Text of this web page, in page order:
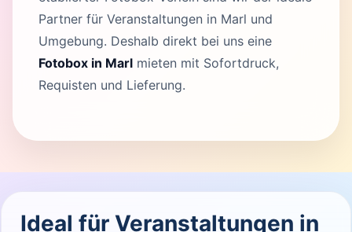
Partner für Veranstaltungen in Marl und
Umgebung. Deshalb direkt bei uns eine
Fotobox in Marl mieten mit Sofortdruck,
Requisten und Lieferung.
Ideal für Veranstaltungen in